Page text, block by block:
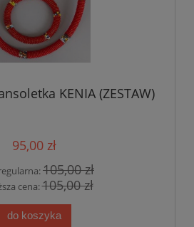
KENIA (ZESTAW)
95,00 zł
105,00 zł
cena:105,00 zł
do koszyka